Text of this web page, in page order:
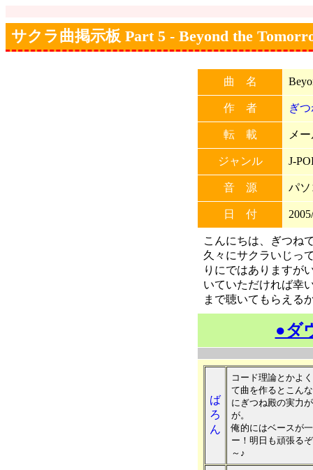
サクラ曲掲示板 Part 5 - Beyond the
曲 名
作 者 ぎ
転 載 メ
ジャンル J-
音 源 パ
日 付
こんにちは、ぎつね
久々にサクラいじっ
りにではありますが
いていただければ幸
まで聴いてもらえる
●ダ
ば
ろ
ん
コード理論とかよ
て曲を作るとこん
にぎつね殿の実力
が。
俺的にはベースが
ー！明日も頑張る
～♪